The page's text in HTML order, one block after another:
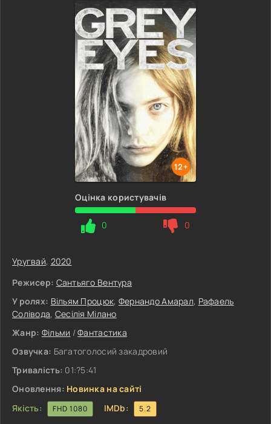
12+
Оцінка користувачів
0 0
Уругвай, 2020
Режисер: Сантьяго Вентура
У ролях: Вільям Процюк, Фернандо Амарал, Рафаель
Солівода, Сесілія Мілано
Жанр: Фільми /Фантастика
Озвучка: Багатоголосий закадровий
Тривалість: 01:?5:41
Оновлення: Новинка на сайті
Якість:
FHD 1080 IMDb: 5.2